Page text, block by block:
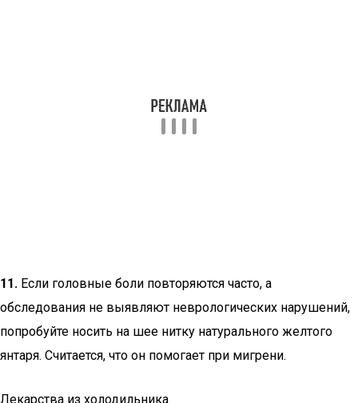
11. Если головные боли повторяются часто, а
обследования не выявляют неврологических нарушений,
попробуйте носить на шее нитку натурального желтого
янтаря. Считается, что он помогает при мигрени.
Лекарства из холодильника